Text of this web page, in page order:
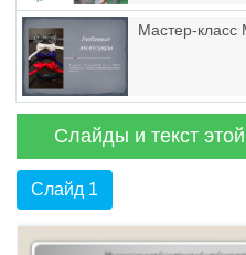
Мастер-
Слайды и текст
Слайд 1